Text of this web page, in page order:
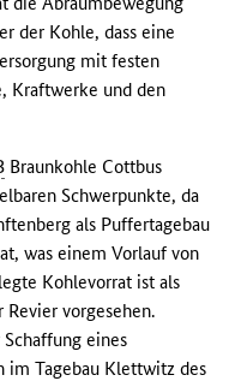
der Kohle, dass eine
mit festen
Kraftwerke und den
Braunkohle Cottbus
Schwerpunkte, da
als Puffertagebau
was einem Vorlauf von
Kohlevorrat ist als
Revier vorgesehen.
eines
im Tagebau Klettwitz des